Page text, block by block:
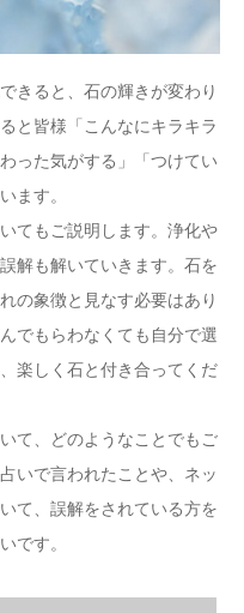
きると、石の輝きが変わり
と皆様「こんなにキラキラ
った気がする」「つけてい
ます。
てもご説明します。浄化や
解も解いていきます。石を
の象徴と見なす必要はあり
でもらわなくても自分で選
楽しく石と付き合ってくだ
て、どのようなことでもご
いで言われたことや、ネッ
て、誤解をされている方を
です。